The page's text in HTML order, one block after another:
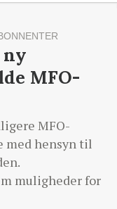
MFO-
MFO-
med hensyn til
muligheder for